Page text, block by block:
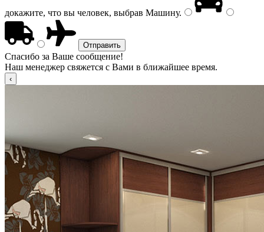
докажите, что вы человек, выбрав Машину.
Спасибо за Ваше сообщение!
Наш менеджер свяжется с Вами в ближайшее время.